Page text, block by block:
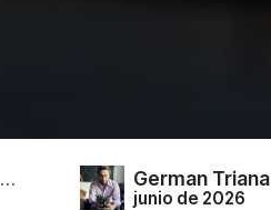
German Triana
junio de 2026